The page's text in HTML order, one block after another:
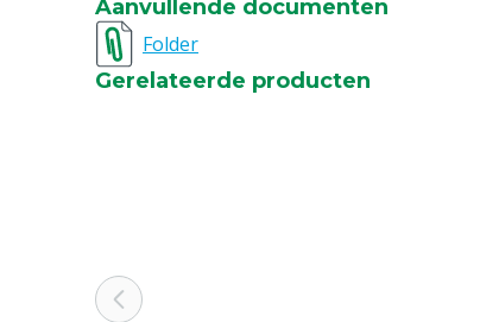
Bedrukking
Type sluiting pin
Aanvullende documenten
Folder
Gerelateerde producten